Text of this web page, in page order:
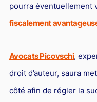
pourra éventuellement
fiscalement
Avocats Picovschi,
droit d’auteur, saura
côté afin de régler la